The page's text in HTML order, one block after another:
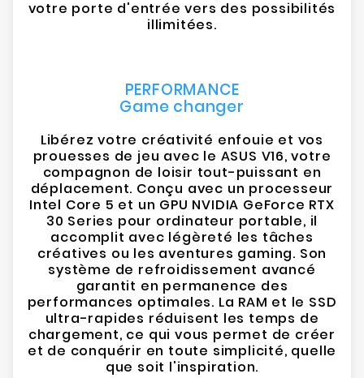
votre porte d'entrée vers des possibilités
illimitées.
PERFORMANCE
Game changer
Libérez votre créativité enfouie et vos
prouesses de jeu avec le ASUS V16, votre
compagnon de loisir tout-puissant en
déplacement. Conçu avec un processeur
Intel Core 5 et un GPU NVIDIA GeForce RTX
30 Series pour ordinateur portable, il
accomplit avec légèreté les tâches
créatives ou les aventures gaming. Son
système de refroidissement avancé
garantit en permanence des
performances optimales. La RAM et le SSD
ultra-rapides réduisent les temps de
chargement, ce qui vous permet de créer
et de conquérir en toute simplicité, quelle
que soit l'inspiration.